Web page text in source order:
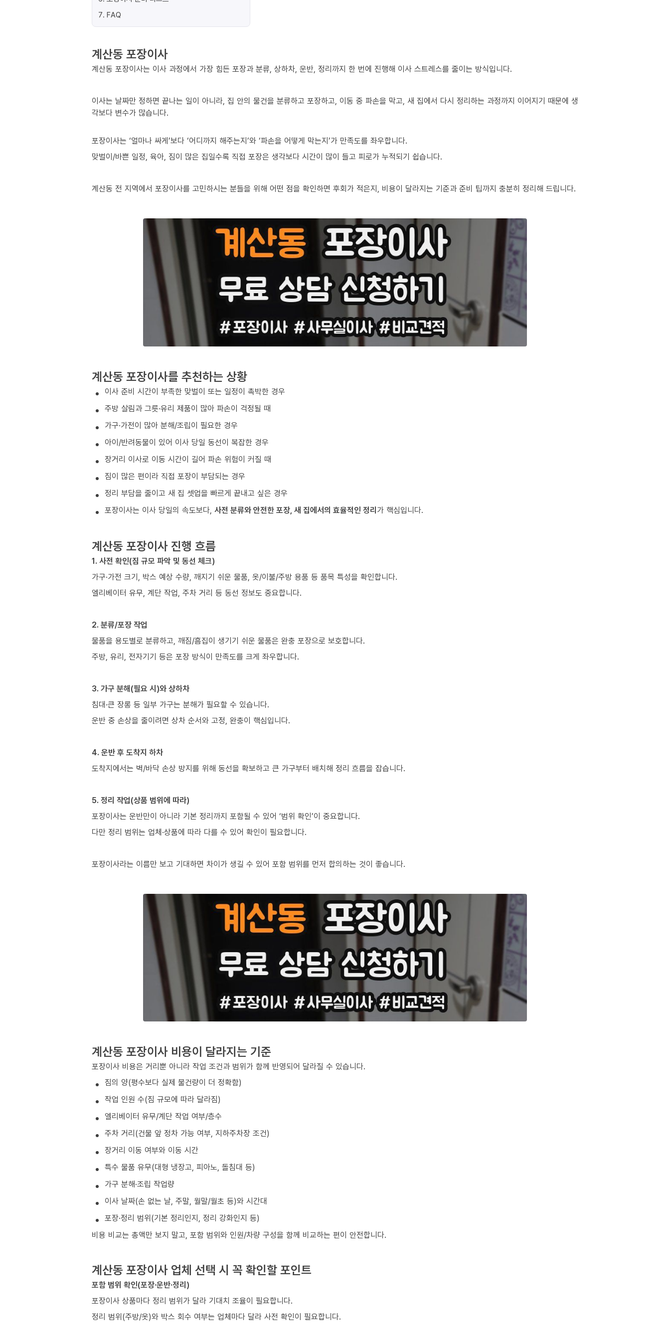
7. FAQ
계산동 포장이사
계산동 포장이사는 이사 과정에서 가장 힘든 포장과 분류, 상하차, 운반, 정리까지 한 번에 진행해 이사 스트레스를 줄이는 방식입니다.
이사는 날짜만 정하면 끝나는 일이 아니라, 집 안의 물건을 분류하고 포장하고, 이동 중 파손을 막고, 새 집에서 다시 정리하는 과정까지 이어지기 때문에 생
각보다 변수가 많습니다.
포장이사는 ‘얼마나 싸게’보다 ‘어디까지 해주는지’와 ‘파손을 어떻게 막는지’가 만족도를 좌우합니다.
맞벌이/바쁜 일정, 육아, 짐이 많은 집일수록 직접 포장은 생각보다 시간이 많이 들고 피로가 누적되기 쉽습니다.
계산동 전 지역에서 포장이사를 고민하시는 분들을 위해 어떤 점을 확인하면 후회가 적은지, 비용이 달라지는 기준과 준비 팁까지 충분히 정리해 드립니다.
계산동 포장이사를 추천하는 상황
이사 준비 시간이 부족한 맞벌이 또는 일정이 촉박한 경우
주방 살림과 그릇·유리 제품이 많아 파손이 걱정될 때
가구·가전이 많아 분해/조립이 필요한 경우
아이/반려동물이 있어 이사 당일 동선이 복잡한 경우
장거리 이사로 이동 시간이 길어 파손 위험이 커질 때
짐이 많은 편이라 직접 포장이 부담되는 경우
정리 부담을 줄이고 새 집 셋업을 빠르게 끝내고 싶은 경우
포장이사는 이사 당일의 속도보다, 사전 분류와 안전한 포장, 새 집에서의 효율적인 정리가 핵심입니다.
계산동 포장이사 진행 흐름
1. 사전 확인(짐 규모 파악 및 동선 체크)
가구·가전 크기, 박스 예상 수량, 깨지기 쉬운 물품, 옷/이불/주방 용품 등 품목 특성을 확인합니다.
엘리베이터 유무, 계단 작업, 주차 거리 등 동선 정보도 중요합니다.
2. 분류/포장 작업
물품을 용도별로 분류하고, 깨짐/흠집이 생기기 쉬운 물품은 완충 포장으로 보호합니다.
주방, 유리, 전자기기 등은 포장 방식이 만족도를 크게 좌우합니다.
3. 가구 분해(필요 시)와 상하차
침대·큰 장롱 등 일부 가구는 분해가 필요할 수 있습니다.
운반 중 손상을 줄이려면 상차 순서와 고정, 완충이 핵심입니다.
4. 운반 후 도착지 하차
도착지에서는 벽/바닥 손상 방지를 위해 동선을 확보하고 큰 가구부터 배치해 정리 흐름을 잡습니다.
5. 정리 작업(상품 범위에 따라)
포장이사는 운반만이 아니라 기본 정리까지 포함될 수 있어 ‘범위 확인’이 중요합니다.
다만 정리 범위는 업체·상품에 따라 다를 수 있어 확인이 필요합니다.
포장이사라는 이름만 보고 기대하면 차이가 생길 수 있어 포함 범위를 먼저 합의하는 것이 좋습니다.
계산동 포장이사 비용이 달라지는 기준
포장이사 비용은 거리뿐 아니라 작업 조건과 범위가 함께 반영되어 달라질 수 있습니다.
짐의 양(평수보다 실제 물건량이 더 정확함)
작업 인원 수(짐 규모에 따라 달라짐)
엘리베이터 유무/계단 작업 여부/층수
주차 거리(건물 앞 정차 가능 여부, 지하주차장 조건)
장거리 이동 여부와 이동 시간
특수 물품 유무(대형 냉장고, 피아노, 돌침대 등)
가구 분해·조립 작업량
이사 날짜(손 없는 날, 주말, 월말/월초 등)와 시간대
포장·정리 범위(기본 정리인지, 정리 강화인지 등)
비용 비교는 총액만 보지 말고, 포함 범위와 인원/차량 구성을 함께 비교하는 편이 안전합니다.
계산동 포장이사 업체 선택 시 꼭 확인할 포인트
포함 범위 확인(포장·운반·정리)
포장이사 상품마다 정리 범위가 달라 기대치 조율이 필요합니다.
정리 범위(주방/옷)와 박스 회수 여부는 업체마다 달라 사전 확인이 필요합니다.